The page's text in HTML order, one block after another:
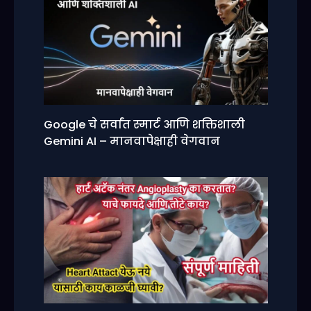
Google चे सर्वांत स्मार्ट आणि शक्तिशाली
Gemini AI – मानवापेक्षाही वेगवान